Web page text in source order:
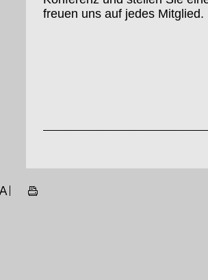
freuen uns auf jedes Mitglied.